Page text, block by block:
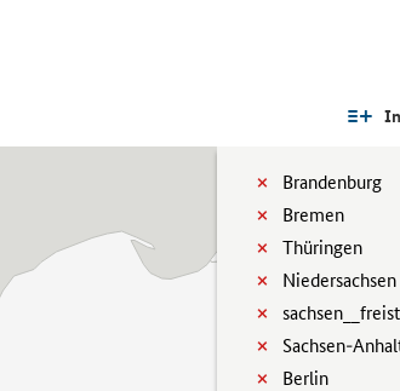
Brandenburg
Bremen
Thüringen
Niedersachsen
Sachsen-
Berlin